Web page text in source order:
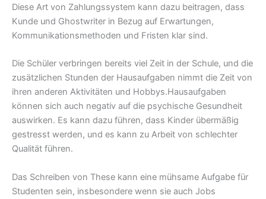
Diese Art von Zahlungssystem kann dazu beitragen, dass
Kunde und Ghostwriter in Bezug auf Erwartungen,
Kommunikationsmethoden und Fristen klar sind.
Die Schüler verbringen bereits viel Zeit in der Schule, und die
zusätzlichen Stunden der Hausaufgaben nimmt die Zeit von
ihren anderen Aktivitäten und Hobbys.Hausaufgaben
können sich auch negativ auf die psychische Gesundheit
auswirken. Es kann dazu führen, dass Kinder übermäßig
gestresst werden, und es kann zu Arbeit von schlechter
Qualität führen.
Das Schreiben von These kann eine mühsame Aufgabe für
Studenten sein, insbesondere wenn sie auch Jobs